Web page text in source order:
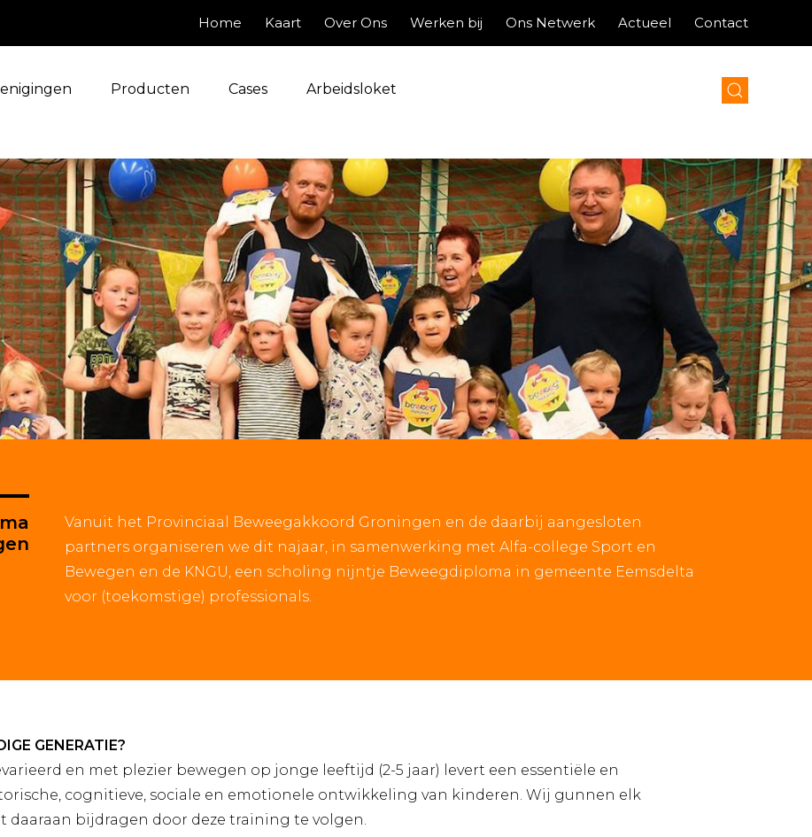
Home Kaart Over Ons Werken bij Ons Netwerk Actueel Contact
Producten Cases Arbeidsloket
Vanuit het Provinciaal Beweegakkoord Groningen en de daarbij aangesloten
partners organiseren we dit najaar, in samenwerking met Alfa-college Sport en
Bewegen en de KNGU, een scholing nijntje Beweegdiploma in gemeente Eemsdelta
voor (toekomstige) professionals.
GENERATIE?
en met plezier bewegen op jonge leeftijd (2-5 jaar) levert een essentiële en
cognitieve, sociale en emotionele ontwikkeling van kinderen. Wij gunnen elk
daaraan bijdragen door deze training te volgen.